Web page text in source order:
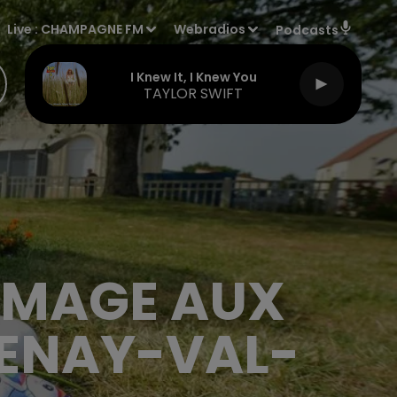
Live :CHAMPAGNE FM Webradios Podcasts
I Knew It, I Knew You
TAYLOR SWIFT
AUX
VAL-